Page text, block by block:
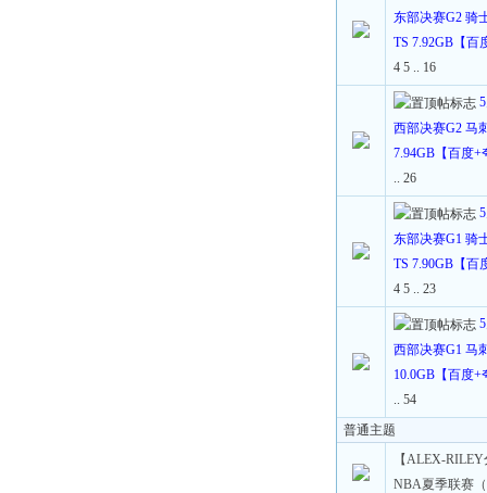
东部决赛G2 骑
TS 7.92GB【百
4 5 16
西部决赛G2 马
7.94GB【百度+
..26
东部决赛G1 骑
TS 7.90GB【百
4 5 ..23
西部决赛G1 马
10.0GB【百度+
..54
普通主题
【ALEX-
NBA夏季联赛